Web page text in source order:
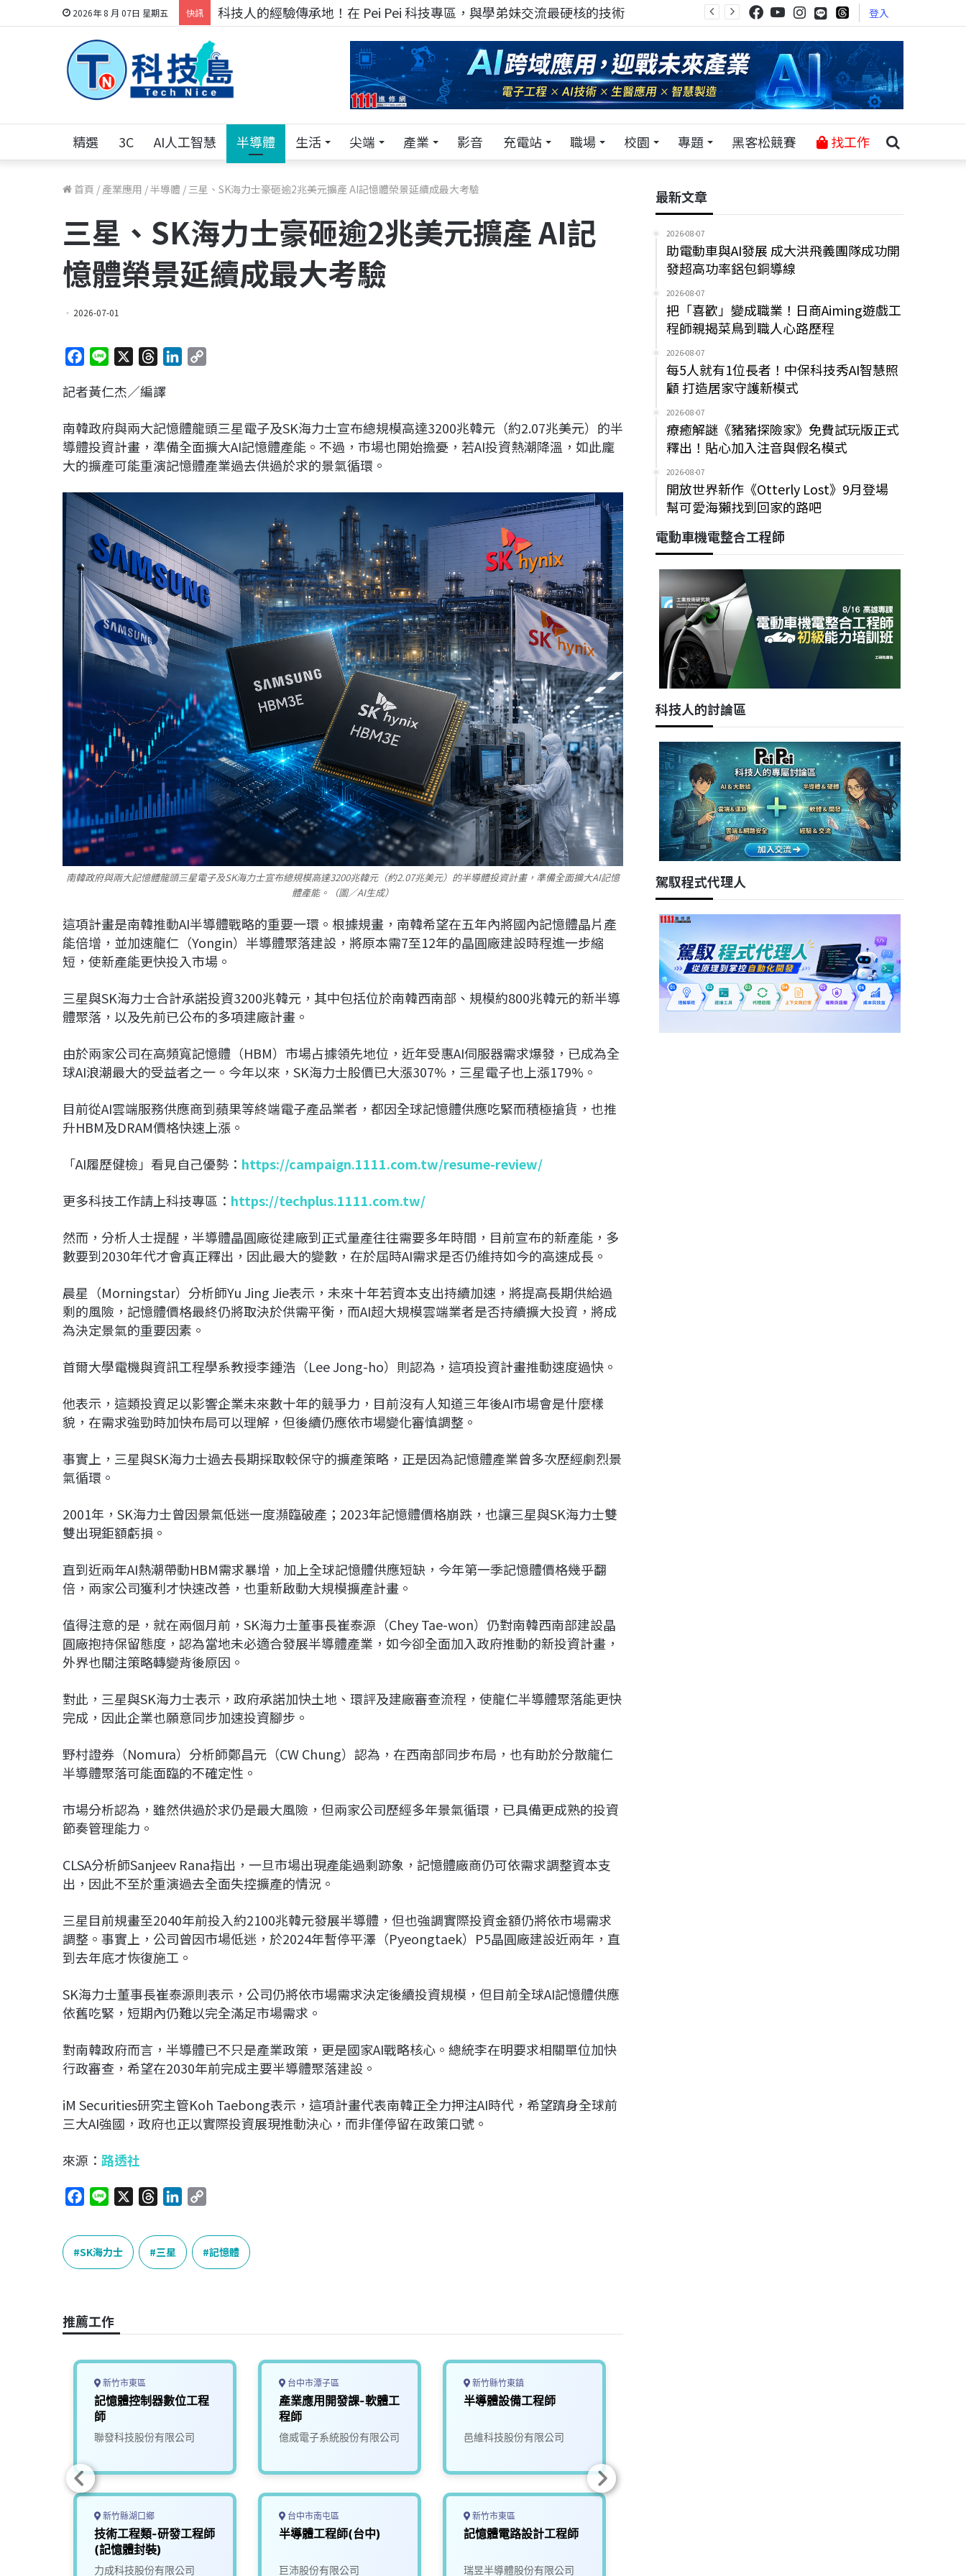
2026年 8 月 07日 星期五 快訊 科技人的經驗傳承地！在 Pei Pei 科技專區，與學弟妹交流最硬核的技術 登入
精選 3C AI人工智慧 半導體 生活 尖端 產業 影音 充電站 職場 校園 專題 黑客松競賽 找工作
首頁 / 產業應用 /半導體 / 三星、SK海力士豪砸逾2兆美元擴產 AI記憶體榮景延續成最大考驗
三星、SK海力士豪砸逾2兆美元擴產 AI記
憶體榮景延續成最大考驗
2026-07-01
c
b
o
o
n
r
a
d
s
e
d
I
L
i
n
記者黃仁杰／編譯
南韓政府與兩大記憶體龍頭三星電子及SK海力士宣布總規模高達3200兆韓元（約2.07兆美元）的半
導體投資計畫，準備全面擴大AI記憶體產能。不過，市場也開始擔憂，若AI投資熱潮降溫，如此龐
大的擴產可能重演記憶體產業過去供過於求的景氣循環。
南韓政府與兩大記憶體龍頭三星電子及SK海力士宣布總規模高達3200兆韓元（約2.07兆美元）的半導體投資計畫，準備全面擴大AI記憶
體產能。（圖／AI生成）
這項計畫是南韓推動AI半導體戰略的重要一環。根據規畫，南韓希望在五年內將國內記憶體晶片產
能倍增，並加速龍仁（Yongin）半導體聚落建設，將原本需7至12年的晶圓廠建設時程進一步縮
短，使新產能更快投入市場。
三星與SK海力士合計承諾投資3200兆韓元，其中包括位於南韓西南部、規模約800兆韓元的新半導
體聚落，以及先前已公布的多項建廠計畫。
由於兩家公司在高頻寬記憶體（HBM）市場占據領先地位，近年受惠AI伺服器需求爆發，已成為全
球AI浪潮最大的受益者之一。今年以來，SK海力士股價已大漲307%，三星電子也上漲179%。
目前從AI雲端服務供應商到蘋果等終端電子產品業者，都因全球記憶體供應吃緊而積極搶貨，也推
升HBM及DRAM價格快速上漲。
「AI履歷健檢」看見自己優勢： https://campaign.1111.com.tw/resume-review/
更多科技工作請上科技專區： https://techplus.1111.com.tw/
然而，分析人士提醒，半導體晶圓廠從建廠到正式量產往往需要多年時間，目前宣布的新產能，多
數要到2030年代才會真正釋出，因此最大的變數，在於屆時AI需求是否仍維持如今的高速成長。
晨星（Morningstar）分析師Yu Jing Jie表示，未來十年若資本支出持續加速，將提高長期供給過
剩的風險，記憶體價格最終仍將取決於供需平衡，而AI超大規模雲端業者是否持續擴大投資，將成
為決定景氣的重要因素。
首爾大學電機與資訊工程學系教授李鍾浩（Lee Jong-ho）則認為，這項投資計畫推動速度過快。
他表示，這類投資足以影響企業未來數十年的競爭力，目前沒有人知道三年後AI市場會是什麼樣
貌，在需求強勁時加快布局可以理解，但後續仍應依市場變化審慎調整。
事實上，三星與SK海力士過去長期採取較保守的擴產策略，正是因為記憶體產業曾多次歷經劇烈景
氣循環。
2001年，SK海力士曾因景氣低迷一度瀕臨破產；2023年記憶體價格崩跌，也讓三星與SK海力士雙
雙出現鉅額虧損。
直到近兩年AI熱潮帶動HBM需求暴增，加上全球記憶體供應短缺，今年第一季記憶體價格幾乎翻
倍，兩家公司獲利才快速改善，也重新啟動大規模擴產計畫。
值得注意的是，就在兩個月前，SK海力士董事長崔泰源（Chey Tae-won）仍對南韓西南部建設晶
圓廠抱持保留態度，認為當地未必適合發展半導體產業，如今卻全面加入政府推動的新投資計畫，
外界也關注策略轉變背後原因。
對此，三星與SK海力士表示，政府承諾加快土地、環評及建廠審查流程，使龍仁半導體聚落能更快
完成，因此企業也願意同步加速投資腳步。
野村證券（Nomura）分析師鄭昌元（CW Chung）認為，在西南部同步布局，也有助於分散龍仁
半導體聚落可能面臨的不確定性。
市場分析認為，雖然供過於求仍是最大風險，但兩家公司歷經多年景氣循環，已具備更成熟的投資
節奏管理能力。
CLSA分析師Sanjeev Rana指出，一旦市場出現產能過剩跡象，記憶體廠商仍可依需求調整資本支
出，因此不至於重演過去全面失控擴產的情況。
三星目前規畫至2040年前投入約2100兆韓元發展半導體，但也強調實際投資金額仍將依市場需求
調整。事實上，公司曾因市場低迷，於2024年暫停平澤（Pyeongtaek）P5晶圓廠建設近兩年，直
到去年底才恢復施工。
SK海力士董事長崔泰源則表示，公司仍將依市場需求決定後續投資規模，但目前全球AI記憶體供應
依舊吃緊，短期內仍難以完全滿足市場需求。
對南韓政府而言，半導體已不只是產業政策，更是國家AI戰略核心。總統李在明要求相關單位加快
行政審查，希望在2030年前完成主要半導體聚落建設。
iM Securities研究主管Koh Taebong表示，這項計畫代表南韓正全力押注AI時代，希望躋身全球前
三大AI強國，政府也正以實際投資展現推動決心，而非僅停留在政策口號。
來源： 路透社
c
e
b
k
n
e
r
e
a
k
p
y
L
SK海力士 三星 記憶體
推薦工作
新竹市東區
記憶體控制器數位工程
師
聯發科技股份有限公司
新竹縣湖口鄉
技術工程類-研發工程師
(記憶體封裝)
力成科技股份有限公司
台中市潭子區
產業應用開發課-軟體工
程師
億威電子系統股份有限公司
台中市南屯區
半導體工程師(台中)
巨沛股份有限公司
新竹縣竹東鎮
半導體設備工程師
邑維科技股份有限公司
新竹市東區
記憶體電路設計工程師
瑞昱半導體股份有限公司
最新文章
2026-08-07
助電動車與AI發展 成大洪飛義團隊成功開
發超高功率鋁包銅導線
2026-08-07
把「喜歡」變成職業！日商Aiming遊戲工
程師親揭菜鳥到職人心路歷程
2026-08-07
每5人就有1位長者！中保科技秀AI智慧照
顧 打造居家守護新模式
2026-08-07
療癒解謎《豬豬探險家》免費試玩版正式
釋出！貼心加入注音與假名模式
2026-08-07
開放世界新作《Otterly Lost》9月登場
幫可愛海獺找到回家的路吧
電動車機電整合工程師
科技人的討論區
駕馭程式代理人